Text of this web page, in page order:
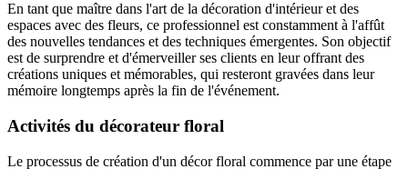
En tant que maître dans l'art de la décoration d'intérieur et des
espaces avec des fleurs, ce professionnel est constamment à l'affût
des nouvelles tendances et des techniques émergentes. Son objectif
est de surprendre et d'émerveiller ses clients en leur offrant des
créations uniques et mémorables, qui resteront gravées dans leur
mémoire longtemps après la fin de l'événement.
Activités du décorateur floral
Le processus de création d'un décor floral commence par une étape